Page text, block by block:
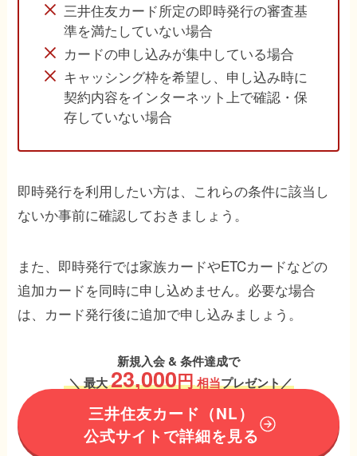
三井住友カード所定の即時発行の審査基
準を満たしていない場合
カードの申し込みが集中している場合
キャッシング枠を希望し、申し込み時に
契約内容をインターネット上で確認・保
存していない場合
即時発行を利用したい方は、これらの条件に該当し
ないか事前に確認しておきましょう。
また、即時発行では家族カードやETCカードなどの
追加カードを同時に申し込めません。必要な場合
は、カード発行後に追加で申し込みましょう。
新規入会 & 条件達成で
＼最大23,000円相当プレゼント／
三井住友カード（NL）
公式サイトで詳細を見る